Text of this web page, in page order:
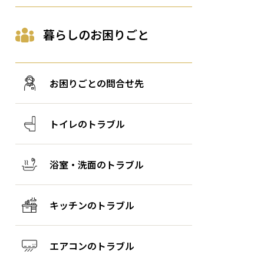
暮らしのお困りごと
お困りごとの問合せ先
トイレのトラブル
浴室・洗面のトラブル
キッチンのトラブル
エアコンのトラブル